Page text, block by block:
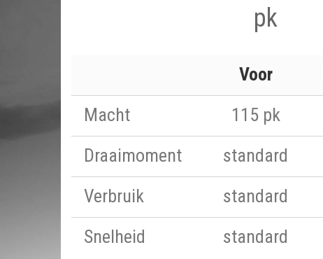
pk
Voor
Macht
115 pk
Draaimoment
standard
Verbruik
standard
Snelheid
standard